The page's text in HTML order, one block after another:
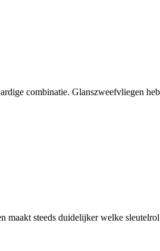
combinatie. Glanszweefvliegen
steeds duidelijker welke